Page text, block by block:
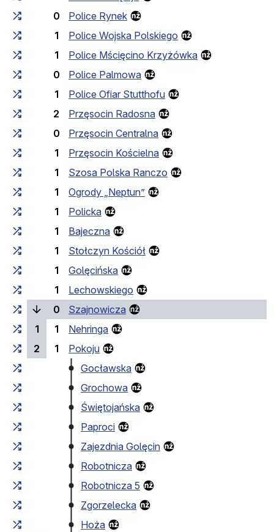
0
Police Rynek
1
Police Wojska Polskiego
1
Police Mścięcino Krzyżówka
0
Police Palmowa
1
Police Ofiar Stutthofu
2
Przęsocin Radosna
0
Przęsocin Centralna
1
Przęsocin Kościelna
1
Szosa Polska Ranczo
1
Ogrody „Neptun”
1
Policka
1
Bajeczna
1
Stołczyn Kościół
1
Golęcińska
1
Lechowskiego
0
Szajnowicza
1
1
Nehringa
2
1
Pokoju
Gocławska
Grochowa
Świętojańska
Paproci
Zajezdnia Golęcin
Robotnicza
Robotnicza 5
Zgorzelecka
Hoża